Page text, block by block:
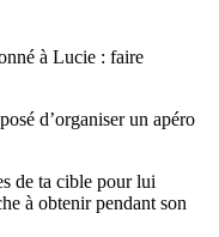
à Lucie : faire
d’organiser un apéro
de ta cible pour lui
à obtenir pendant son